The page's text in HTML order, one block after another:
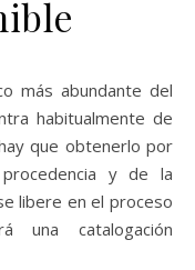
habitualmente de
que obtenerlo por
y de la
libere en el proceso
una catalogación